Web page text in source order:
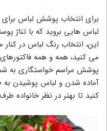
برای انتخاب پوشش لباس
لباس هایی بروید که با تناژ
این، انتخاب رنگ لباس در
می کنید، همه و همه
پوشش مراسم خواستگاری به
آماده شدن و لباس پوشیدن به
کنید تا بهتر در نظر خانواده